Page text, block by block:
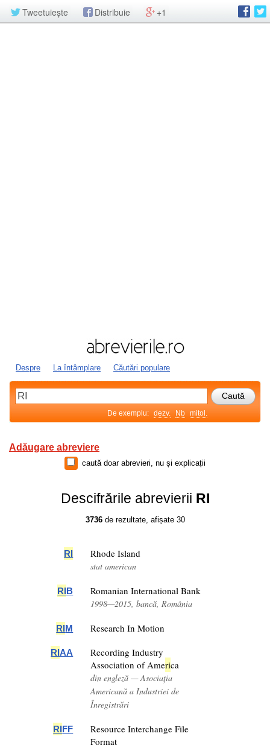
Tweetuiește Distribuie +1
Despre La întâmplare Căutări populare
De exemplu: dezv. Nb mitol.
Adăugare abreviere
caută doar abrevieri, nu și explicații
Descifrările abrevierii RI
3736de rezultate, afișate 30
RI Rhode Island
stat american
RIB Romanian International Bank
1998—2015, bancă, România
RIM Research In Motion
RIAA
Recording Industry
Association of America
din engleză — Asociația
Americană a Industriei de
Înregistrări
RIFF
Resource Interchange File
Format